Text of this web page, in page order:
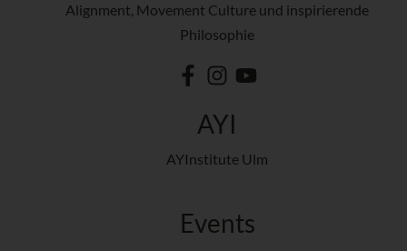
Alignment, Movement Culture und inspirierende
Philosophie
AYI
AYInstitute Ulm
Events